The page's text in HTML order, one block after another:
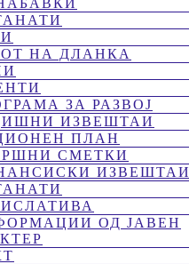
НА ДЛАНКА
ЗА РАЗВОЈ
ИЗВЕШТАИ
ПЛАН
СМЕТКИ
ИЗВЕШТАИ
ОД ЈАВЕН